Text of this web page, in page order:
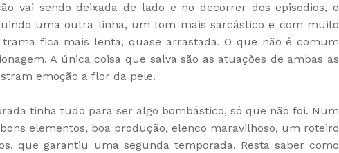
vai sendo deixada de lado e no decorrer dos episódios, o
uma outra linha, um tom mais sarcástico e com muito
trama fica mais lenta, quase arrastada. O que não é comum
A única coisa que salva são as atuações de ambas as
emoção a flor da pele.
tinha tudo para ser algo bombástico, só que não foi. Num
elementos, boa produção, elenco maravilhoso, um roteiro
que garantiu uma segunda temporada. Resta saber como